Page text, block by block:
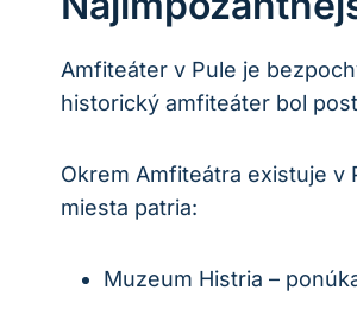
Amfiteáter v Pule je
historický amfiteáter bol
Okrem Amfiteátra existuje v
miesta patria:
Muzeum Histria –